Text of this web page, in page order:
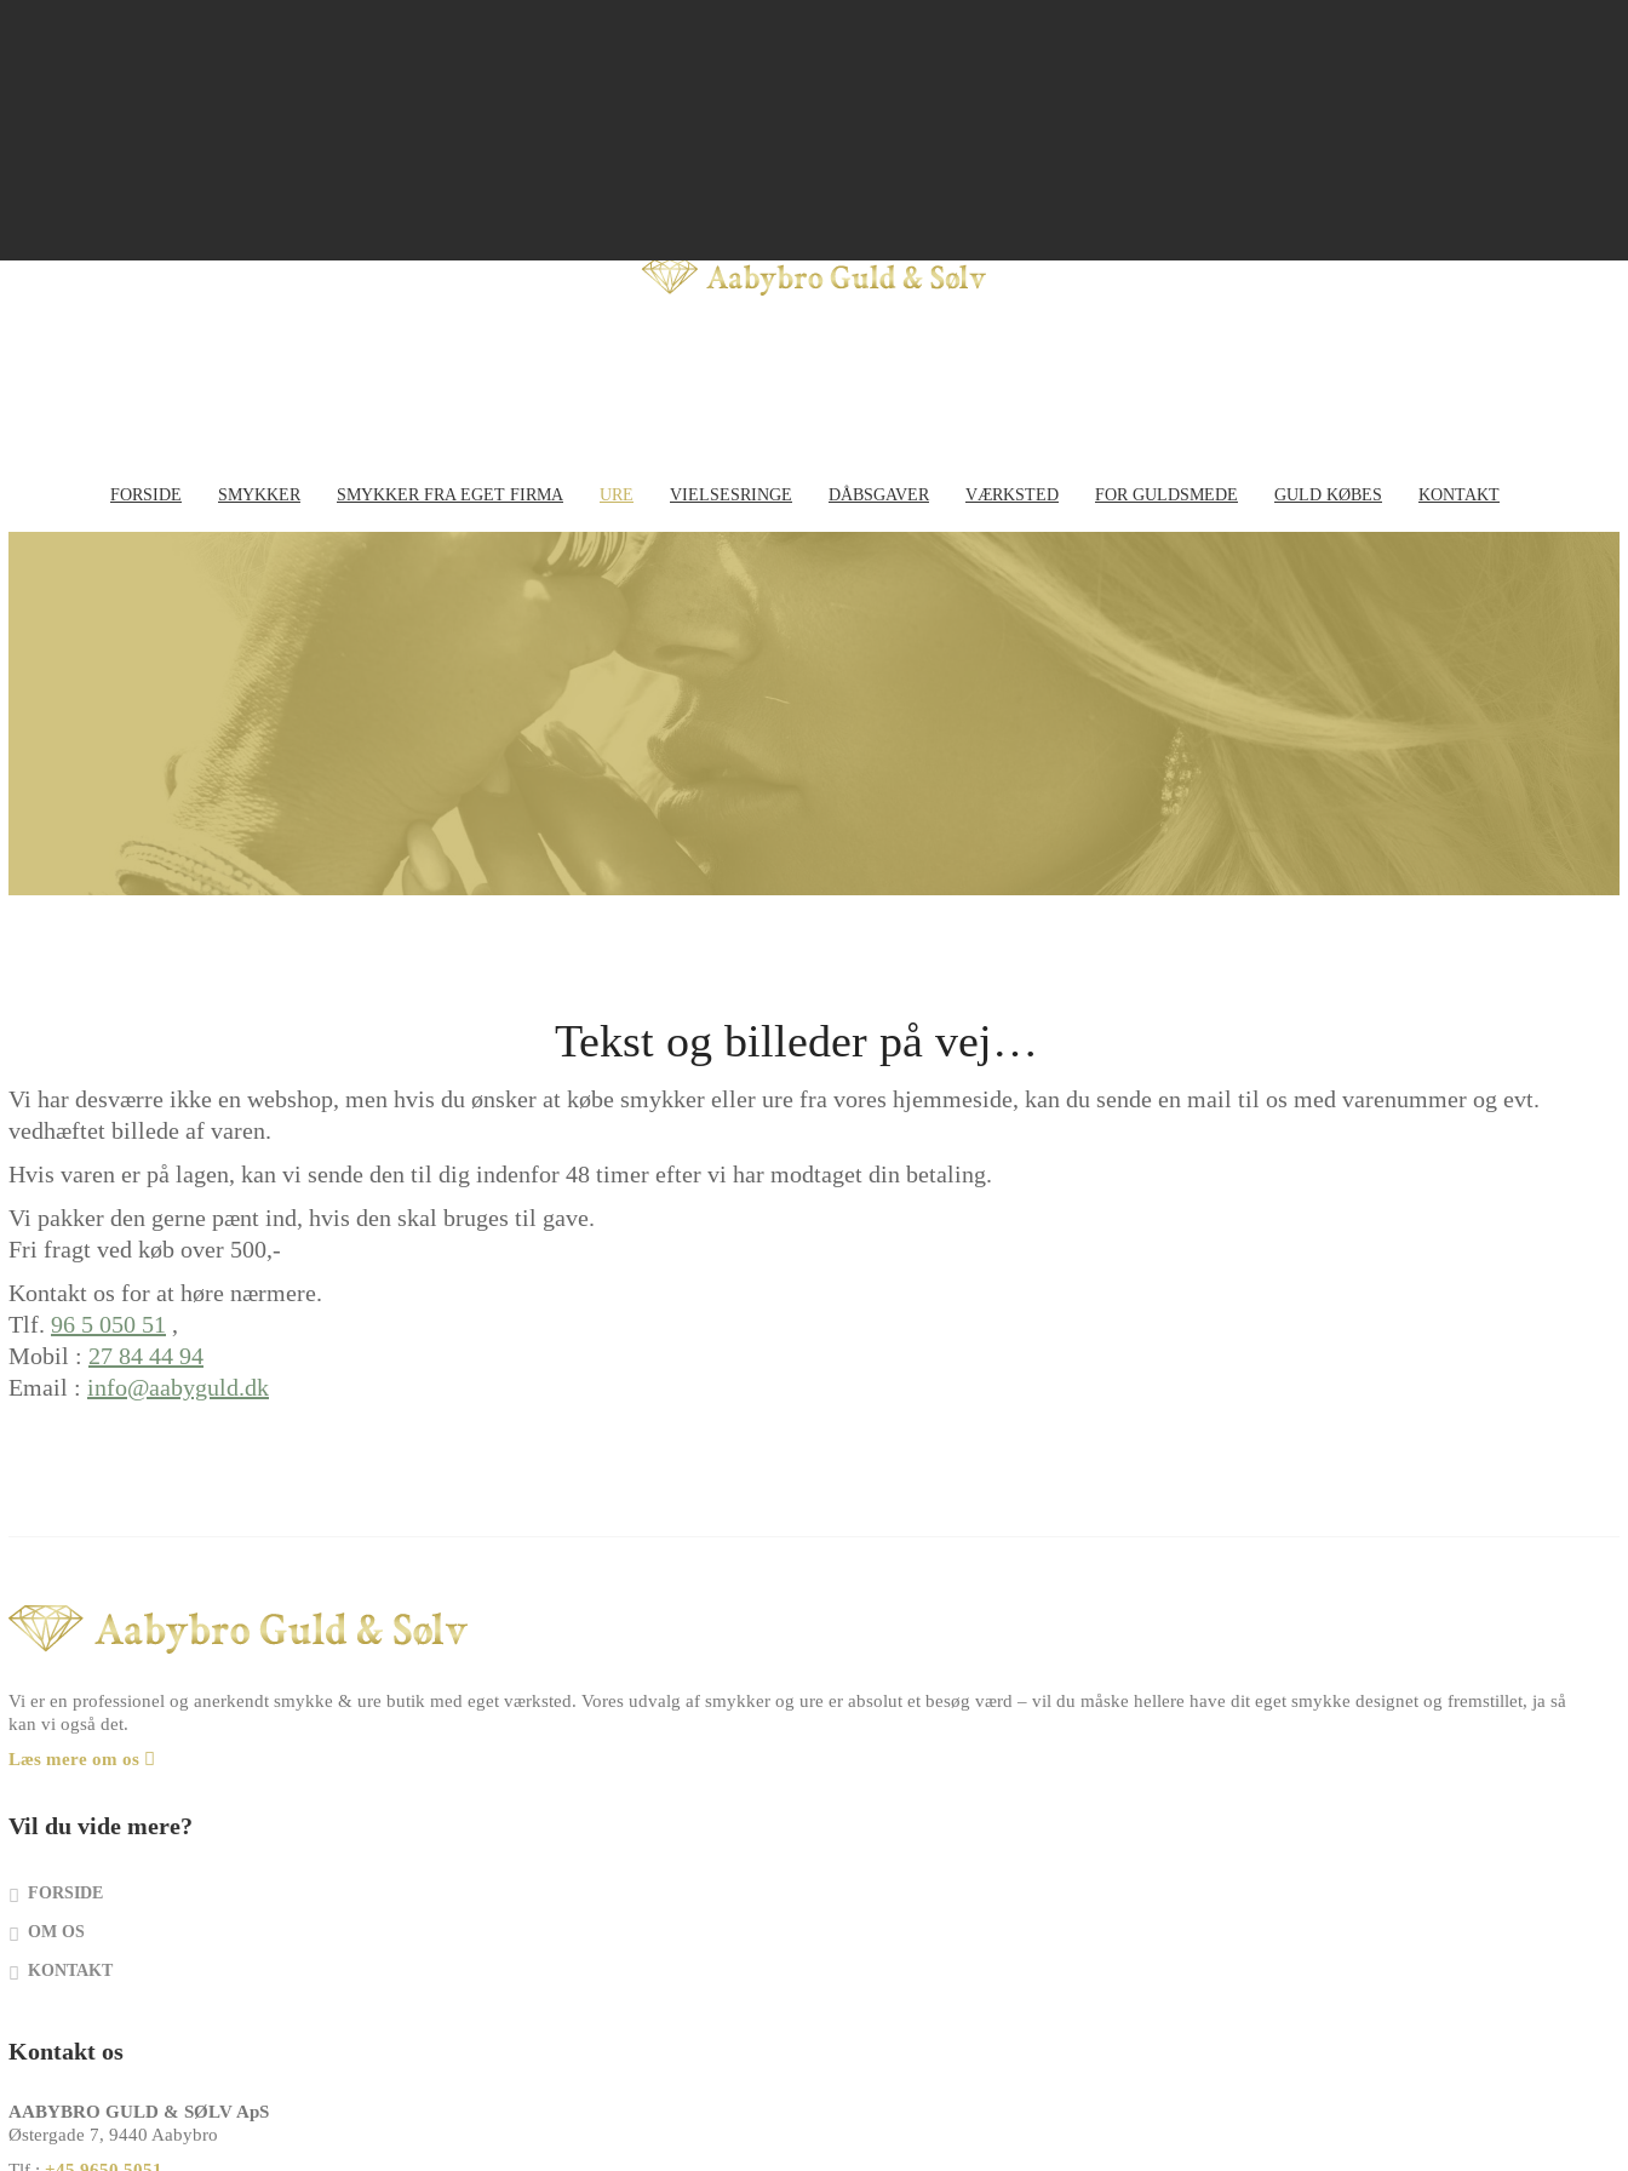
FORSIDE SMYKKER SMYKKER FRA EGET FIRMA URE VIELSESRINGE DÅBSGAVER VÆRKSTED FOR GULDSMEDE GULD KØBES KONTAKT
Tekst og billeder på vej…
Vi har desværre ikke en webshop, men hvis du ønsker at købe smykker eller ure fra vores hjemmeside, kan du sende en mail til os med varenummer og evt.
vedhæftet billede af varen.
Hvis varen er på lagen, kan vi sende den til dig indenfor 48 timer efter vi har modtaget din betaling.
Vi pakker den gerne pænt ind, hvis den skal bruges til gave.
Fri fragt ved køb over 500,-
Kontakt os for at høre nærmere.
Tlf. 96 5 050 51 ,
Mobil : 27 84 44 94
Email : info@aabyguld.dk
Vi er en professionel og anerkendt smykke & ure butik med eget værksted. Vores udvalg af smykker og ure er absolut et besøg værd – vil du måske hellere have dit eget smykke designet og fremstillet, ja så
kan vi også det.
Læs mere om os
Vil du vide mere?
FORSIDE
OM OS
KONTAKT
Kontakt os
AABYBRO GULD & SØLV ApS
Østergade 7, 9440 Aabybro